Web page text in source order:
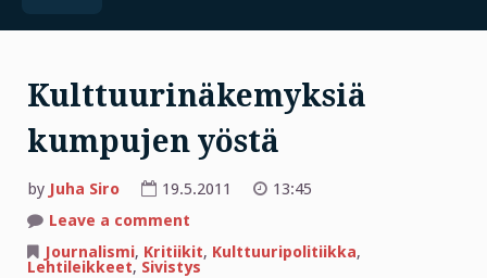
Kulttuurinäkemyksiä
kumpujen yöstä
by Juha Siro 19.5.2011
13:45
Leave a comment
kumpujen
yöstä
Journalismi, Kritiikit, Kulttuuripolitiikka,
Lehtileikkeet, Sivistys